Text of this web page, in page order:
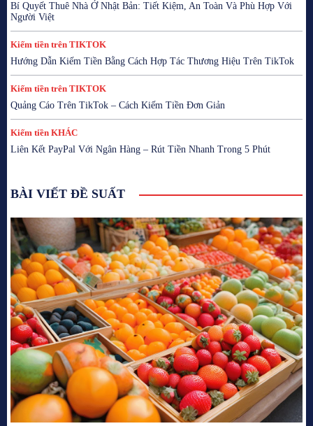
Bí Quyết Thuê Nhà Ở Nhật Bản: Tiết Kiệm, An Toàn Và Phù Hợp Với
Người Việt
Kiếm tiền trên TIKTOK
Hướng Dẫn Kiếm Tiền Bằng Cách Hợp Tác Thương Hiệu Trên TikTok
Kiếm tiền trên TIKTOK
Quảng Cáo Trên TikTok – Cách Kiếm Tiền Đơn Giản
Kiếm tiền KHÁC
Liên Kết PayPal Với Ngân Hàng – Rút Tiền Nhanh Trong 5 Phút
BÀI VIẾT ĐỀ SUẤT